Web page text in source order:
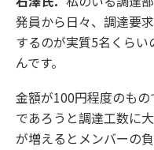
発員から日々、調達要
するのが実質5名くら
んです。
金額が100円程度のも
であろうと調達工数に
が増えるとメンバーの